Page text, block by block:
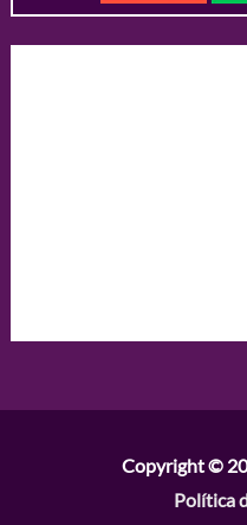
Copyright ©
Política